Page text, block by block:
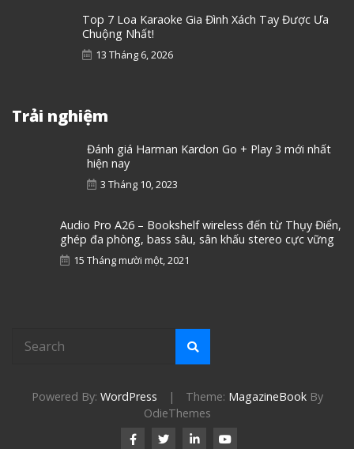
Top 7 Loa Karaoke Gia Đình Xách Tay Được Ưa
Chuộng Nhất!
13 Tháng 6, 2026
Trải nghiệm
Đánh giá Harman Kardon Go + Play 3 mới nhất
hiện nay
3 Tháng 10, 2023
Audio Pro A26 – Bookshelf wireless đến từ Thụy Điển,
ghép đa phòng, bass sâu, sân khấu stereo cực vững
15 Tháng mười một, 2021
Powered By: WordPress | Theme: MagazineBookBy
OdieThemes